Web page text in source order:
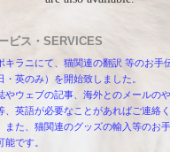
ビス・SERVICES
キラニにて、猫関連の翻訳 等のお手
・英のみ）を開始致しました。
やウェブの記事、海外とのメールの
、英語が必要なことがあればご連絡
また、猫関連のグッズの輸入等のお
能です。